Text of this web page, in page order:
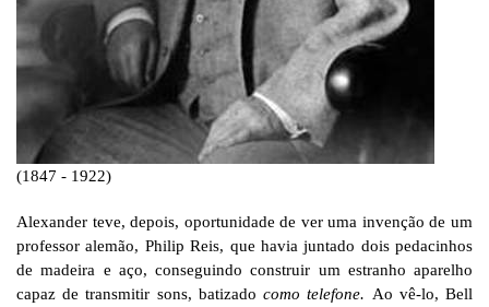
(1847 - 1922)
Alexander teve, depois, oportunidade de ver uma invenção de um
professor alemão, Philip Reis, que havia juntado dois pedacinhos
de madeira e aço, conseguindo construir um estranho aparelho
capaz de transmitir sons, batizadocomo telefone. Ao vê-lo, Bell